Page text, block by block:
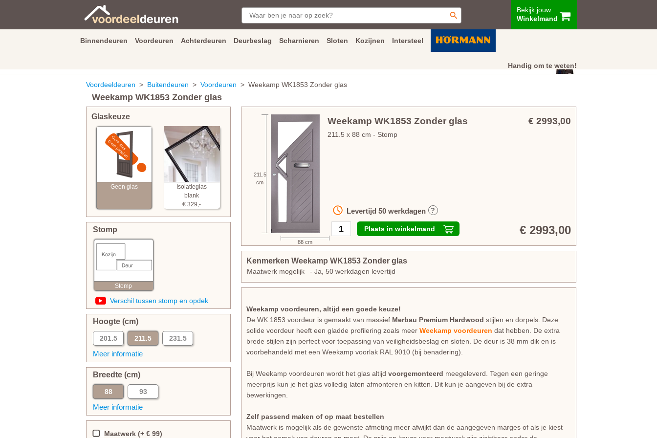
Bekijk jouw
Winkelmand
Binnendeuren Voordeuren Achterdeuren Deurbeslag Scharnieren Sloten Kozijnen Intersteel
Handig om te weten!
Klantenservice
Voordeeldeuren > Buitendeuren > Voordeuren > Weekamp WK1853 Zonder glas
Weekamp WK1853 Zonder glas
Glaskeuze
Geen glas
Isolatieglas
blank
€ 329,-
Stomp
Stomp
Verschil tussen stomp en opdek
Hoogte (cm)
201.5 211.5
231.5
Meer informatie
Breedte (cm)
88
93
Meer informatie
Maatwerk (+ € 99)
211.5
cm
Weekamp WK1853 Zonder glas € 2993,00
211.5 x 88 cm - Stomp
Plaats in winkelmand
Levertijd 50werkdagen ?
€ 2993,00
88 cm
Kenmerken Weekamp WK1853 Zonder glas
Maatwerk mogelijk - Ja, 50 werkdagen levertijd
Weekamp voordeuren, altijd een goede keuze!
De WK 1853 voordeur is gemaakt van massief Merbau Premium Hardwood stijlen en dorpels. Deze
solide voordeur heeft een gladde profilering zoals meer Weekamp voordeuren dat hebben. De extra
brede stijlen zijn perfect voor toepassing van veiligheidsbeslag en sloten. De deur is 38 mm dik en is
voorbehandeld met een Weekamp voorlak RAL 9010 (bij benadering).
Bij Weekamp voordeuren wordt het glas altijd voorgemonteerd meegeleverd. Tegen een geringe
meerprijs kun je het glas volledig laten afmonteren en kitten. Dit kun je aangeven bij de extra
bewerkingen.
Zelf passend maken of op maat bestellen
Maatwerk is mogelijk als de gewenste afmeting meer afwijkt dan de aangegeven marges of als je kiest